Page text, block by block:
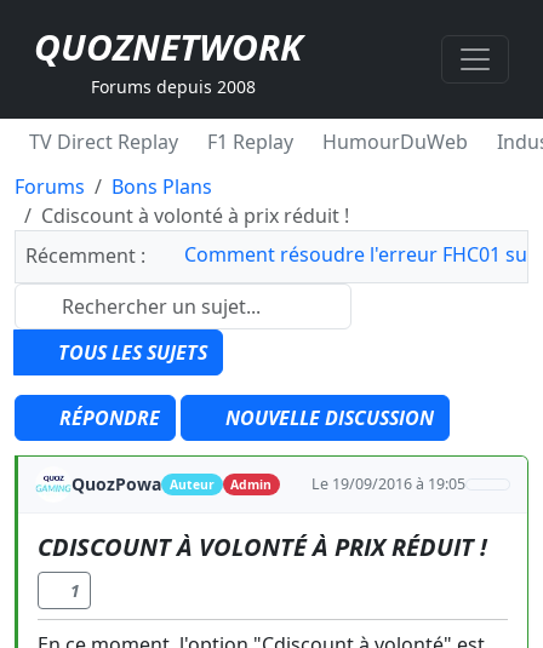
QUOZNETWORK
Forums depuis 2008
TV Direct Replay F1 Replay HumourDuWeb
Forums
Bons Plans
Cdiscount à volonté à prix réduit !
Récemment :
Comment résoudre l'erreur FHC01 sur
TOUS LES SUJETS
RÉPONDRE NOUVELLE DISCUSSION
QuozPowa Auteur Admin Le 19/09/2016 à 19:05
CDISCOUNT À VOLONTÉ À PRIX RÉDUIT !
1